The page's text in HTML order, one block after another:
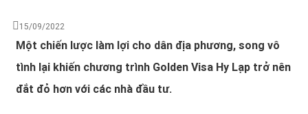
15/09/2022
Một chiến lược làm lợi cho dân địa phương, song vô
tình lại khiến chương trình Golden Visa Hy Lạp trở nên
đắt đỏ hơn với các nhà đầu tư.